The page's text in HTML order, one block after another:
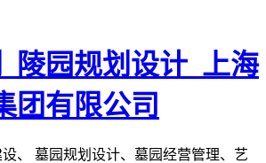
、 墓园规划设计、墓园经营管理、艺